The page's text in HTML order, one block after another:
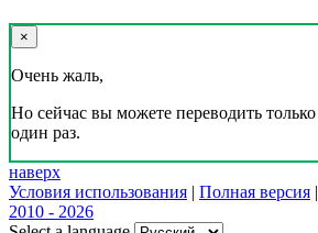
×
Очень жаль,
Но сейчас вы можете переводить только
один раз.
наверх
Условия использования | Полная версия |
2010 - 2026